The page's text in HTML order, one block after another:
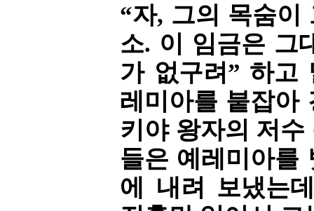
“자, 그의 목숨이
소. 이 임금은 그
가 없구려” 하고
레미아를 붙잡아
키야 왕자의 저
들은 예레미아를
에 내려 보냈는